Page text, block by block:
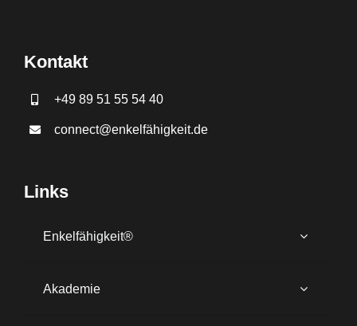
Kontakt
+49 89 51 55 54 40
connect@enkelfähigkeit.de
Links
Enkelfähigkeit®
Akademie